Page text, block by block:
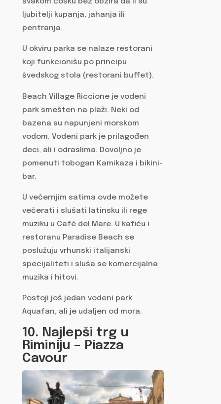
ljubitelji kupanja, jahanja ili
pentranja.
U okviru parka se nalaze restorani
koji funkcionišu po principu
švedskog stola (restorani buffet).
Beach Village Riccione je vodeni
park smešten na plaži. Neki od
bazena su napunjeni morskom
vodom. Vodeni park je prilagođen
deci, ali i odraslima. Dovoljno je
pomenuti tobogan Kamikaza i bikini-
bar.
U večernjim satima ovde možete
večerati i slušati latinsku ili rege
muziku u Café del Mare. U kafiću i
restoranu Paradise Beach se
poslužuju vrhunski italijanski
specijaliteti i sluša se komercijalna
muzika i hitovi.
Postoji još jedan vodeni park
Aquafan, ali je udaljen od mora.
10. Najlepši trg u
Riminiju – Piazza
Cavour